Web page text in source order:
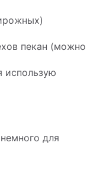
пекан (можно
использую
для